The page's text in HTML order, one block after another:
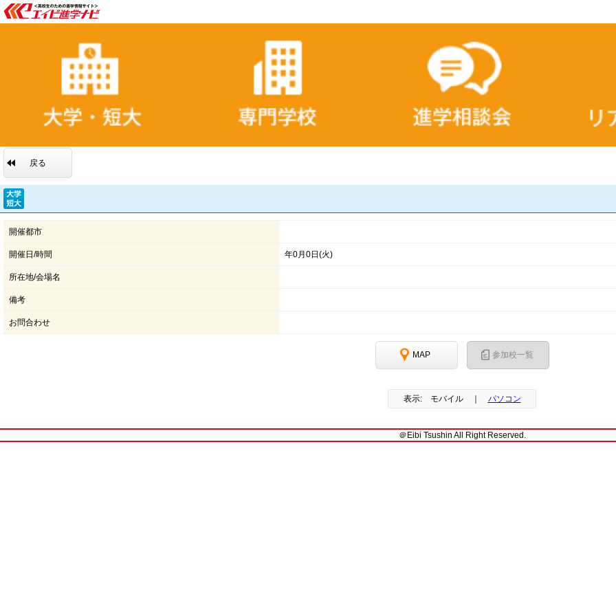
戻る
開催都市
開催日/時間 年0月0日(火)
所在地/会場名
備考
お問合わせ
MAP 参加校一覧
表示: モバイル ｜ パソコン
＠Eibi Tsushin All Right Reserved.